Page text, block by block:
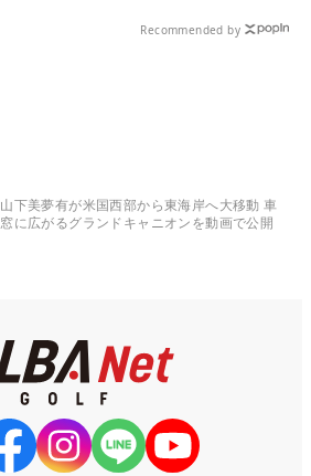
Recommended by
山下美夢有が米国西部から東海岸へ大移動 車
窓に広がるグランドキャニオンを動画で公開